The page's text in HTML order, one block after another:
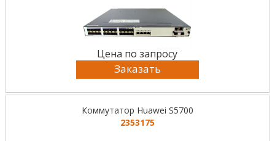
Цена по запросу
Заказать
Коммутатор Huawei S5700
2353175